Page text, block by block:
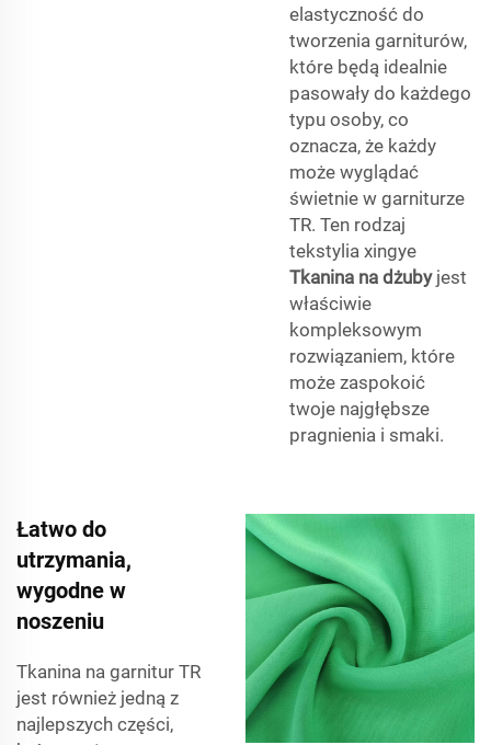
elastyczność do
tworzenia garniturów,
które będą idealnie
pasowały do każdego
typu osoby, co
oznacza, że każdy
może wyglądać
świetnie w garniturze
TR. Ten rodzaj
tekstylia xingye
Tkanina na dżuby jest
właściwie
kompleksowym
rozwiązaniem, które
może zaspokoić
twoje najgłębsze
pragnienia i smaki.
Łatwo do
utrzymania,
wygodne w
noszeniu
Tkanina na garnitur TR
jest również jedną z
najlepszych części,